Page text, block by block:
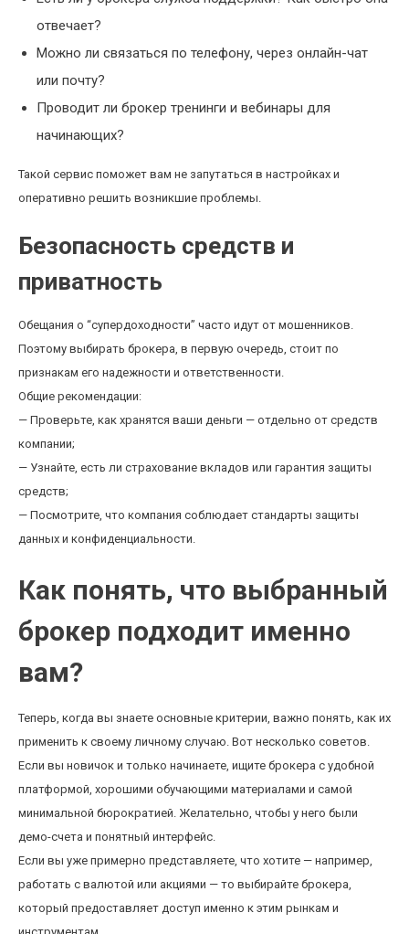
отвечает?
Можно ли связаться по телефону, через онлайн-чат
или почту?
Проводит ли брокер тренинги и вебинары для
начинающих?
Такой сервис поможет вам не запутаться в настройках и
оперативно решить возникшие проблемы.
Безопасность средств и
приватность
Обещания о “супердоходности” часто идут от мошенников.
Поэтому выбирать брокера, в первую очередь, стоит по
признакам его надежности и ответственности.
Общие рекомендации:
— Проверьте, как хранятся ваши деньги — отдельно от средств
компании;
— Узнайте, есть ли страхование вкладов или гарантия защиты
средств;
— Посмотрите, что компания соблюдает стандарты защиты
данных и конфиденциальности.
Как понять, что выбранный
брокер подходит именно
вам?
Теперь, когда вы знаете основные критерии, важно понять, как их
применить к своему личному случаю. Вот несколько советов.
Если вы новичок и только начинаете, ищите брокера с удобной
платформой, хорошими обучающими материалами и самой
минимальной бюрократией. Желательно, чтобы у него были
демо-счета и понятный интерфейс.
Если вы уже примерно представляете, что хотите — например,
работать с валютой или акциями — то выбирайте брокера,
который предоставляет доступ именно к этим рынкам и